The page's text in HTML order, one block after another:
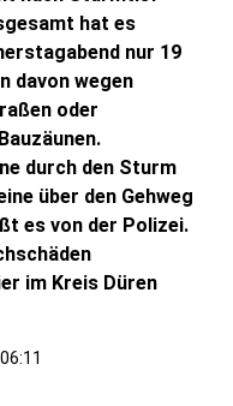
hat es
nur 19
davon wegen
oder
durch den Sturm
über den Gehweg
es von der Polizei.
im Kreis Düren